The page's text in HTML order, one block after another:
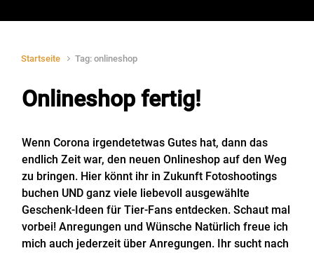
Startseite Tag: onlineshop
Onlineshop fertig!
Wenn Corona irgendetetwas Gutes hat, dann das
endlich Zeit war, den neuen Onlineshop auf den Weg
zu bringen. Hier könnt ihr in Zukunft Fotoshootings
buchen UND ganz viele liebevoll ausgewählte
Geschenk-Ideen für Tier-Fans entdecken. Schaut mal
vorbei! Anregungen und Wünsche Natürlich freue ich
mich auch jederzeit über Anregungen. Ihr sucht nach